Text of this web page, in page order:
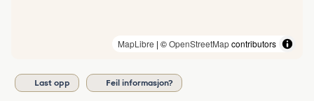
MapLibre | ©OpenStreetMapcontributors
Last opp Feil informasjon?